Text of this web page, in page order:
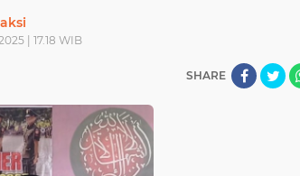
| 17.18 WIB
SHARE